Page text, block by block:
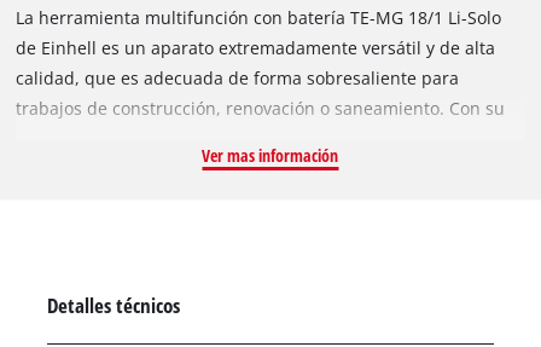
La herramienta multifunción con batería TE-MG 18/1 Li-Solo
de Einhell es un aparato extremadamente versátil y de alta
calidad, que es adecuada de forma sobresaliente para
trabajos de construcción, renovación o saneamiento. Con su
o raspar se convierte en una tarea sin esfuerzo. Como parte
portaherramientas magnético de 12 pines permite un
Ver mas información
Detalles técnicos